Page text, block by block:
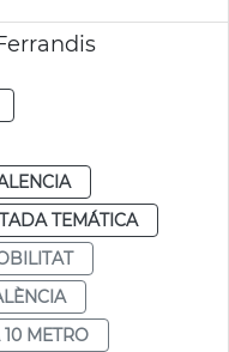
TEMÁTICA
METRO